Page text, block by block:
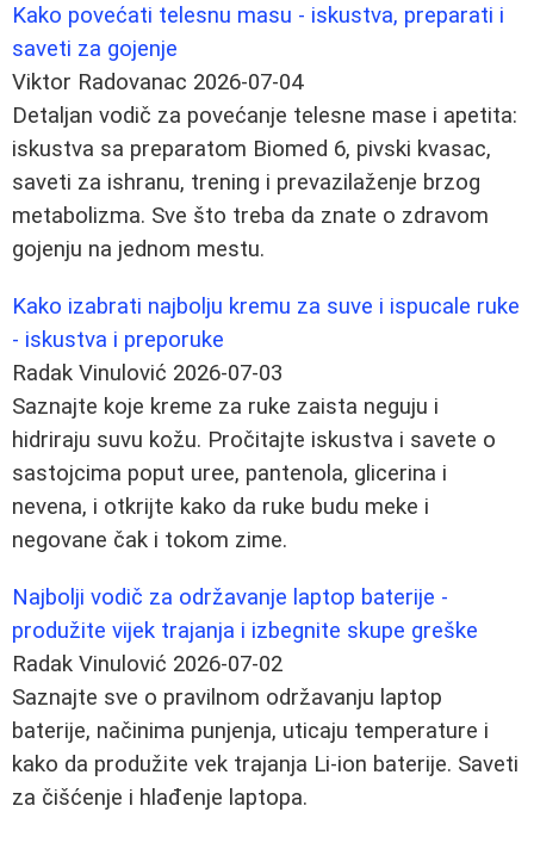
Kako povećati telesnu masu - iskustva, preparati i
saveti za gojenje
Viktor Radovanac 2026-07-04
Detaljan vodič za povećanje telesne mase i apetita:
iskustva sa preparatom Biomed 6, pivski kvasac,
saveti za ishranu, trening i prevazilaženje brzog
metabolizma. Sve što treba da znate o zdravom
gojenju na jednom mestu.
Kako izabrati najbolju kremu za suve i ispucale ruke
- iskustva i preporuke
Radak Vinulović 2026-07-03
Saznajte koje kreme za ruke zaista neguju i
hidriraju suvu kožu. Pročitajte iskustva i savete o
sastojcima poput uree, pantenola, glicerina i
nevena, i otkrijte kako da ruke budu meke i
negovane čak i tokom zime.
Najbolji vodič za održavanje laptop baterije -
produžite vijek trajanja i izbegnite skupe greške
Radak Vinulović 2026-07-02
Saznajte sve o pravilnom održavanju laptop
baterije, načinima punjenja, uticaju temperature i
kako da produžite vek trajanja Li-ion baterije. Saveti
za čišćenje i hlađenje laptopa.